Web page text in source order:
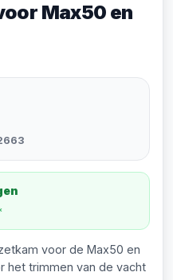
Max50 en
voor de Max50 en
het trimmen van de vacht